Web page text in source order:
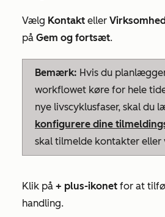
Vælg Kontakt eller
på Gem og fortsæt.
Bemærk: Hvis du
workflowet køre for hele
nye livscyklusfaser, skal du
konfigurere dine
skal tilmelde kontakter eller
Klik på + plus-ikonet for at
handling.